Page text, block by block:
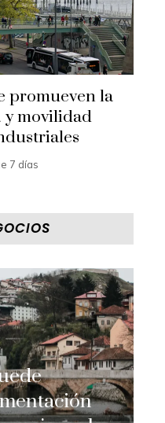
promueven la
y movilidad
7 días